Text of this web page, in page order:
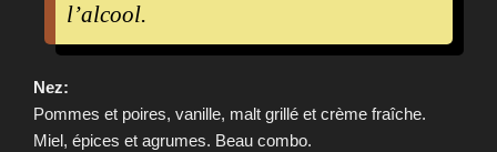
l’alcool.
Nez:
Pommes et poires, vanille, malt grillé et crème fraîche.
Miel, épices et agrumes. Beau combo.